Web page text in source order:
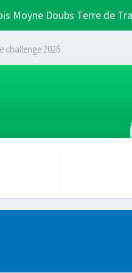
Moyne Doubs Terre de
challenge 2026